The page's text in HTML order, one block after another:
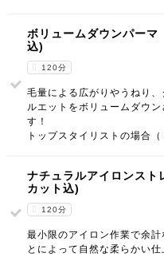
ボリュームダウンパー
込)
120分
毛量による広がりやうねり
ルエットをボリュームダウ
す！
トップスタイリストの場合（
ナチュラルアイロンス
カット込)
120分
最小限のアイロン作業で余
とによって自然な柔らかい仕